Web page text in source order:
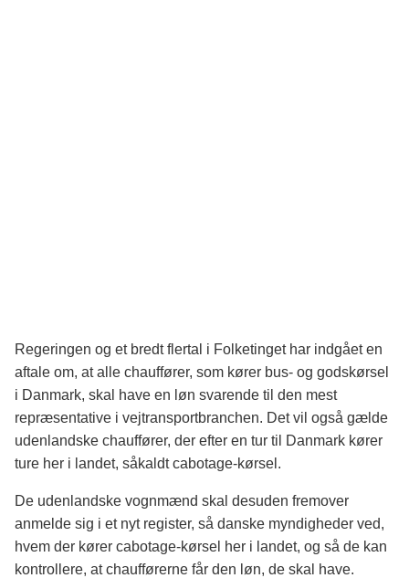
Regeringen og et bredt flertal i Folketinget har indgået en
aftale om, at alle chauffører, som kører bus- og godskørsel
i Danmark, skal have en løn svarende til den mest
repræsentative i vejtransportbranchen. Det vil også gælde
udenlandske chauffører, der efter en tur til Danmark kører
ture her i landet, såkaldt cabotage-kørsel.
De udenlandske vognmænd skal desuden fremover
anmelde sig i et nyt register, så danske myndigheder ved,
hvem der kører cabotage-kørsel her i landet, og så de kan
kontrollere, at chaufførerne får den løn, de skal have.